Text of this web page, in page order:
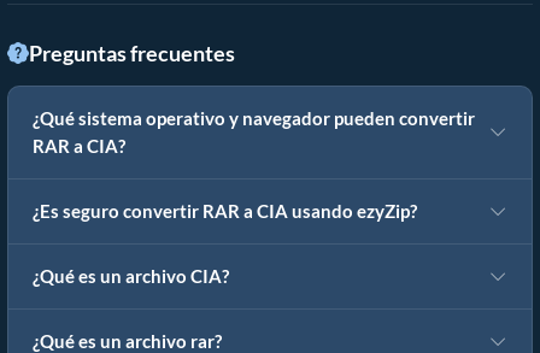
Preguntas frecuentes
¿Qué sistema operativo y navegador pueden convertir
RAR a CIA?
¿Es seguro convertir RAR a CIA usando ezyZip?
¿Qué es un archivo CIA?
¿Qué es un archivo rar?